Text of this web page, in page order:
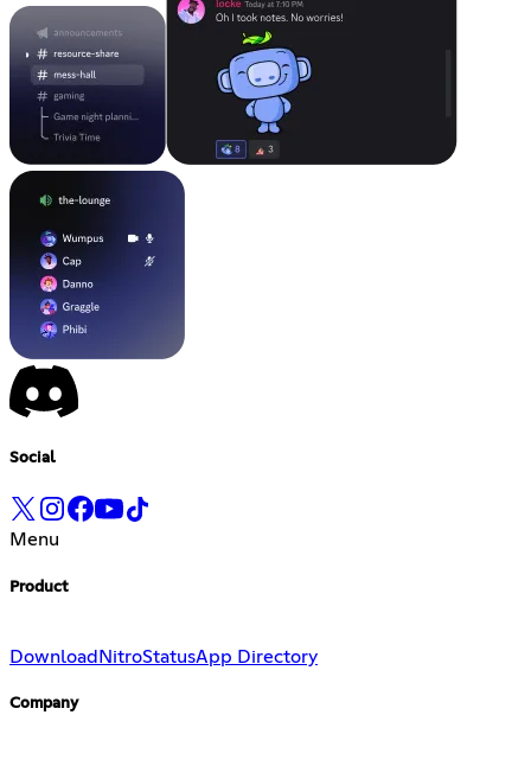
Social
Menu
Product
Download NitroStatusApp Directory
Company